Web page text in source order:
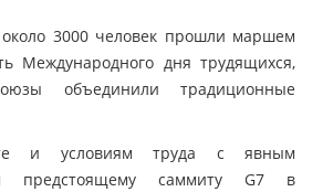
3000 человек прошли маршем
Международного дня трудящихся,
объединили традиционные
и условиям труда с явным
предстоящему саммиту G7 в